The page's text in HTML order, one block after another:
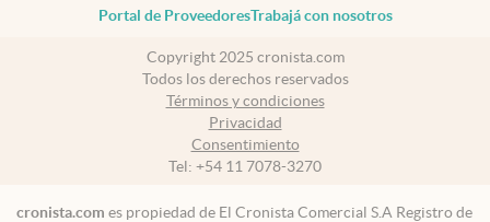
Portal de ProveedoresTrabajá con nosotros
Copyright 2025 cronista.com
Todos los derechos reservados
Términos y condiciones
Privacidad
Consentimiento
Tel: +54 11 7078-3270
cronista.com es propiedad de El Cronista Comercial S.A Registro de